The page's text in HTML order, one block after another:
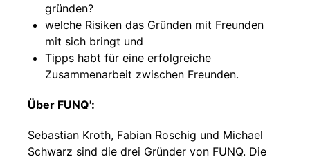
gründen?
welche Risiken das Gründen mit Freunden
mit sich bringt und
Tipps habt für eine erfolgreiche
Zusammenarbeit zwischen Freunden.
Über FUNQ':
Sebastian Kroth, Fabian Roschig und Michael
Schwarz sind die drei Gründer von FUNQ. Die